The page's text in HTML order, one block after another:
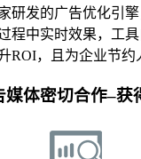
研发的广告优化引
程中实时效果，工
ROI，且为企业节约
媒体密切合作–获